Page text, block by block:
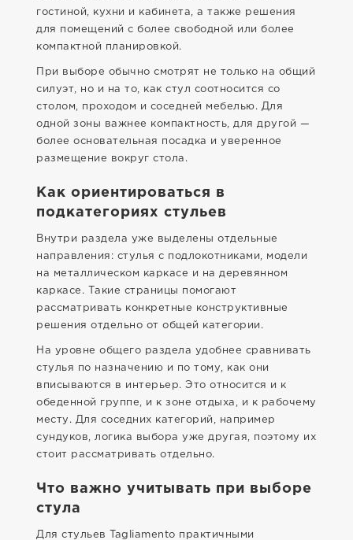
гостиной, кухни и кабинета, а также решения
для помещений с более свободной или более
компактной планировкой.
При выборе обычно смотрят не только на общий
силуэт, но и на то, как стул соотносится со
столом, проходом и соседней мебелью. Для
одной зоны важнее компактность, для другой —
более основательная посадка и уверенное
размещение вокруг стола.
Как ориентироваться в
подкатегориях стульев
Внутри раздела уже выделены отдельные
направления: стулья с подлокотниками, модели
на металлическом каркасе и на деревянном
каркасе. Такие страницы помогают
рассматривать конкретные конструктивные
решения отдельно от общей категории.
На уровне общего раздела удобнее сравнивать
стулья по назначению и по тому, как они
вписываются в интерьер. Это относится и к
обеденной группе, и к зоне отдыха, и к рабочему
месту. Для соседних категорий, например
сундуков, логика выбора уже другая, поэтому их
стоит рассматривать отдельно.
Что важно учитывать при выборе
стула
Для стульев Tagliamento практичными